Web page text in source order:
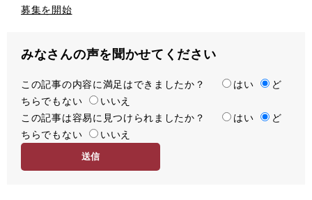
募集を開始
みなさんの声を聞かせてください
満
足
度
この記事の内容に満足はできましたか？ はい
ど
ちらでもない
いいえ
容
易
この記事は容易に見つけられましたか？ はい
ど
ちらでもない
いいえ